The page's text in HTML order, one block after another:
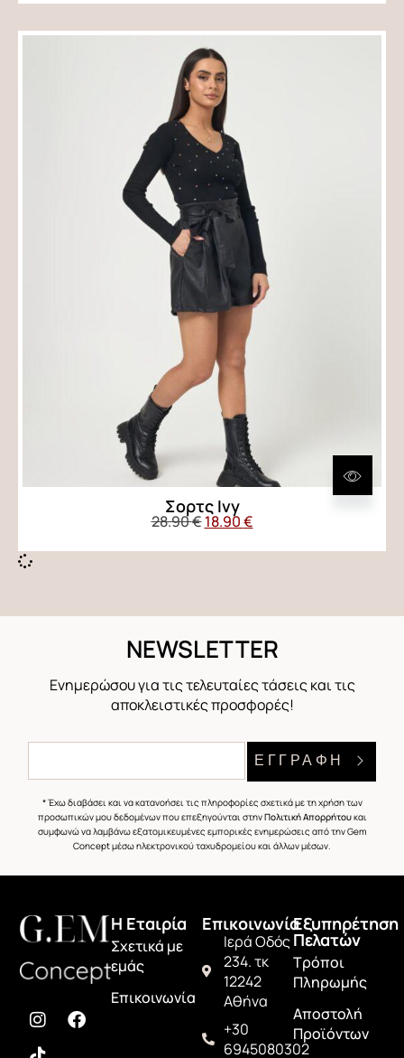
Σορτς Ivy
28.90€ 18.90€
NEWSLETTER
Ενημερώσου για τις τελευταίες τάσεις και τις
αποκλειστικές προσφορές!
ΕΓΓΡΑΦΗ
* Έχω διαβάσει και να κατανοήσει τις πληροφορίες σχετικά με τη χρήση των
προσωπικών μου δεδομένων που επεξηγούνται στηνΠολιτική Απορρήτουκαι
συμφωνώ να λαμβάνω εξατομικευμένες εμπορικές ενημερώσεις από την Gem
Concept μέσω ηλεκτρονικού ταχυδρομείου και άλλων μέσων.
H Εταιρία
Σχετικά με
εμάς
Επικοινωνία
Επικοινωνία
Ιερά Οδός
234. τκ
12242
Αθήνα
+30
6945080302
Εξυπηρέτηση
Πελατών
Τρόποι
Πληρωμής
Αποστολή
Προϊόντων